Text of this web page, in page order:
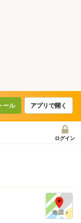
ール アプリで開く
ログイン